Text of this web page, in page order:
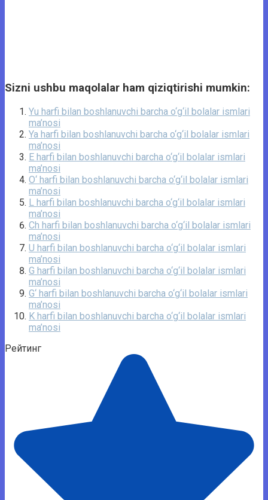
Sizni ushbu maqolalar ham qiziqtirishi mumkin:
Yu harfi bilan boshlanuvchi barcha o‘g‘il bolalar ismlari
ma’nosi
Ya harfi bilan boshlanuvchi barcha o‘g‘il bolalar ismlari
ma’nosi
E harfi bilan boshlanuvchi barcha o‘g‘il bolalar ismlari
ma’nosi
O‘ harfi bilan boshlanuvchi barcha o‘g‘il bolalar ismlari
ma’nosi
L harfi bilan boshlanuvchi barcha o‘g‘il bolalar ismlari
ma’nosi
Ch harfi bilan boshlanuvchi barcha o‘g‘il bolalar ismlari
ma’nosi
U harfi bilan boshlanuvchi barcha o‘g‘il bolalar ismlari
ma’nosi
G harfi bilan boshlanuvchi barcha o‘g‘il bolalar ismlari
ma’nosi
G‘ harfi bilan boshlanuvchi barcha o‘g‘il bolalar ismlari
ma’nosi
K harfi bilan boshlanuvchi barcha o‘g‘il bolalar ismlari
ma’nosi
Рейтинг